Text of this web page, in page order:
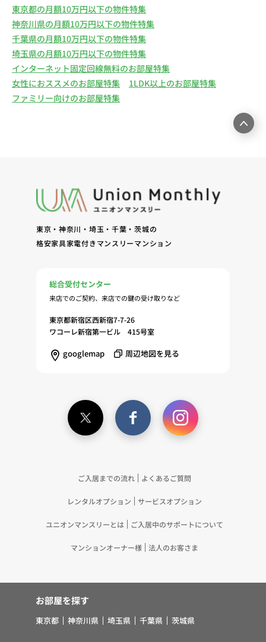
東京都の月額10万円以下の物件特集
神奈川県の月額10万円以下の物件特集
千葉県の月額10万円以下の物件特集
埼玉県の月額10万円以下の物件特集
インターネット固定回線無料のお部屋特集
女性におススメのお部屋特集
1LDK以上のお部屋特集
ファミリー向けのお部屋特集
東京・神奈川・埼玉・千葉・茨城の
格安家具家電付きマンスリーマンション
総合受付センター
来店でのご契約、来店での鍵の受け取りなど
東京都新宿区西新宿7-7-26
ワコーレ新宿第一ビル 415号室
googlemap 周辺地図を見る
ご入居までの流れ よくあるご質問
レンタルオプション サービスオプション
ユニオンマンスリーとは ご入居中のサポートについて
マンションオーナー様 法人のお客さま
お部屋を探す
東京都 神奈川県 埼玉県 千葉県 茨城県